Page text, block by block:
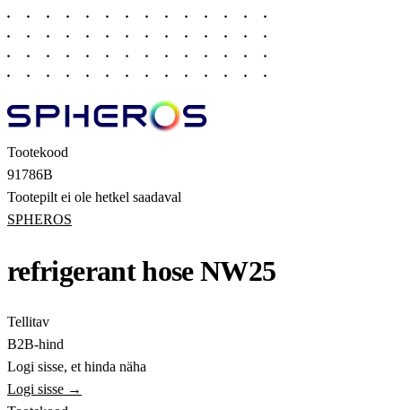
Tootekood
91786B
Tootepilt ei ole hetkel saadaval
SPHEROS
refrigerant hose NW25
Tellitav
B2B-hind
Logi sisse, et hinda näha
Logi sisse →